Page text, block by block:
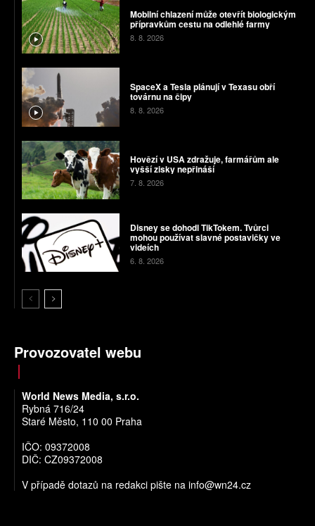
Mobilní chlazení může otevřít biologickým
přípravkům cestu na odlehlé farmy
8. 8. 2026
SpaceX a Tesla plánují v Texasu obří
továrnu na čipy
8. 8. 2026
Hovězí v USA zdražuje, farmářům ale
vyšší zisky nepřináší
7. 8. 2026
Disney se dohodl TikTokem. Tvůrci
mohou používat slavné postavičky ve
videích
6. 8. 2026
Provozovatel webu
World News Media, s.r.o.
Rybná 716/24
Staré Město, 110 00 Praha
IČO: 09372008
DIČ: CZ09372008
V případě dotazů na redakci pište na info@wn24.cz